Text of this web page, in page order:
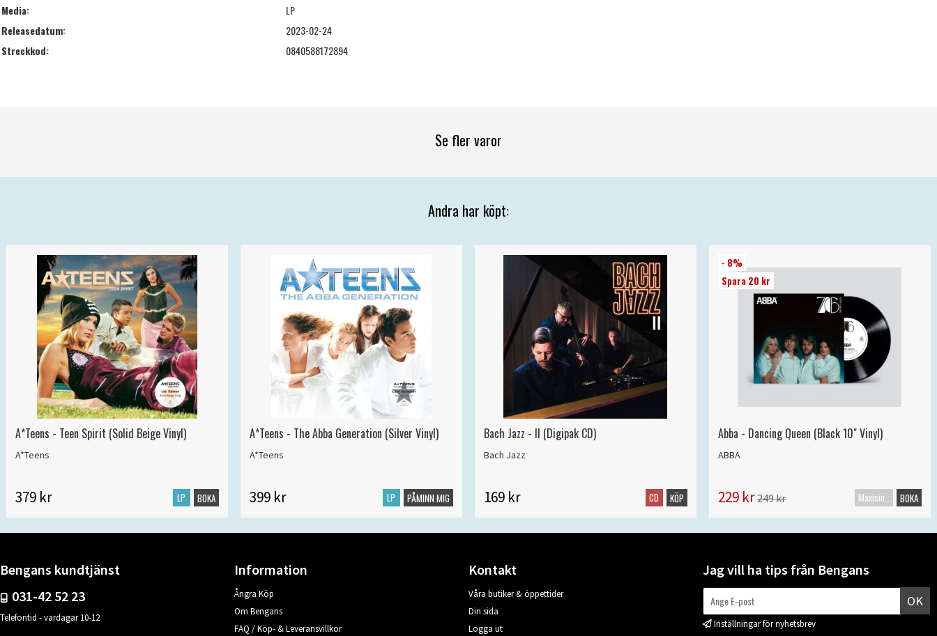
Media:
LP
Releasedatum:
2023-02-24
Streckkod:
0840588172894
Se fler varor
Andra har köpt:
A*Teens - Teen Spirit (Solid Beige Vinyl)
A*Teens
379 kr LP BOKA
A*Teens - The Abba Generation (Silver Vinyl)
A*Teens
399 kr LP PÅMINN MIG
Bach Jazz - II (Digipak CD)
Bach Jazz
169 kr CD KÖP
- 8%
Spara 20 kr
Abba - Dancing Queen (Black 10" Vinyl)
ABBA
229 kr249 kr Maxisingel BOKA
Bengans kundtjänst
031-42 52 23
Telefontid - vardagar 10-12
Information
Ångra Köp
Om Bengans
FAQ / Köp- & Leveransvillkor
Kontakt
Våra butiker & öppettider
Din sida
Logga ut
Jag vill ha tips från Bengans
OK
Inställningar för nyhetsbrev